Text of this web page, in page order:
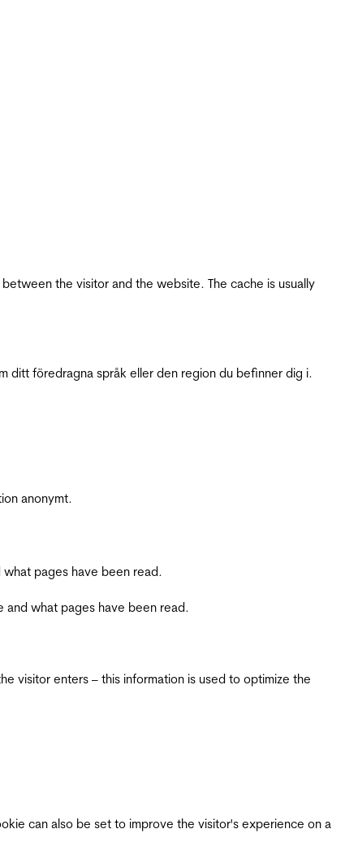
the visitor and the website. The cache is usually
ditt föredragna språk eller den region du befinner dig i.
anonymt.
pages have been read.
and what pages have been read.
visitor enters – this information is used to optimize the
can also be set to improve the visitor's experience on a